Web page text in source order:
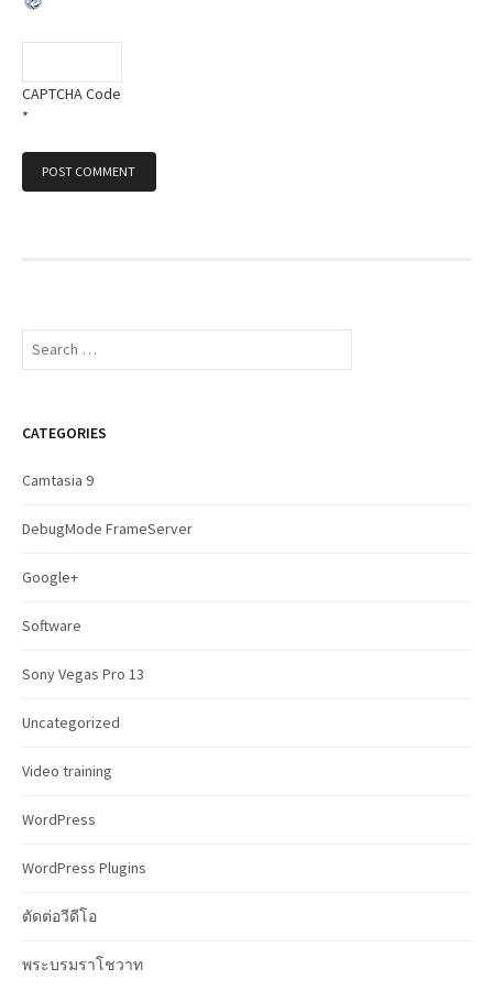
CAPTCHA Code
*
S
c
f
CATEGORIES
Camtasia 9
DebugMode FrameServer
Google+
Software
Sony Vegas Pro 13
Uncategorized
Video training
WordPress
WordPress Plugins
ตัดต่อวีดีโอ
พระบรมราโชวาท